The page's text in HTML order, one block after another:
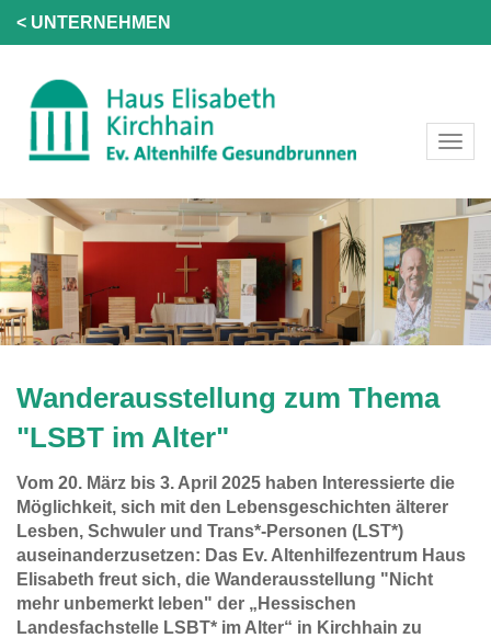
< UNTERNEHMEN
Wanderausstellung zum Thema
"LSBT im Alter"
Vom 20. März bis 3. April 2025 haben Interessierte die
Möglichkeit, sich mit den Lebensgeschichten älterer
Lesben, Schwuler und Trans*-Personen (LST*)
auseinanderzusetzen: Das Ev. Altenhilfezentrum Haus
Elisabeth freut sich, die Wanderausstellung "Nicht
mehr unbemerkt leben" der „Hessischen
Landesfachstelle LSBT* im Alter“ in Kirchhain zu